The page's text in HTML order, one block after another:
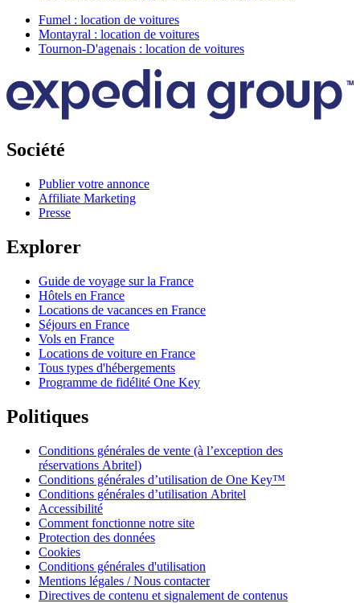
Fumel : location de voitures
Montayral : location de voitures
Tournon-D'agenais : location de voitures
Société
Publier votre annonce
Affiliate Marketing
Presse
Explorer
Guide de voyage sur la France
Hôtels en France
Locations de vacances en France
Séjours en France
Vols en France
Locations de voiture en France
Tous types d'hébergements
Programme de fidélité One Key
Politiques
Conditions générales de vente (à l’exception des
réservations Abritel)
Conditions générales d’utilisation de One Key™
Conditions générales d’utilisation Abritel
Accessibilité
Comment fonctionne notre site
Protection des données
Cookies
Conditions générales d'utilisation
Mentions légales / Nous contacter
Directives de contenu et signalement de contenus